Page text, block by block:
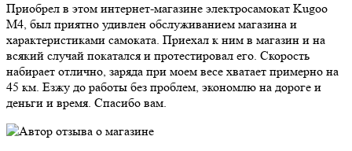
Приобрел в этом интернет-магазине электросамокат Kugoo
M4, был приятно удивлен обслуживанием магазина и
характеристиками самоката. Приехал к ним в магазин и на
всякий случай покатался и протестировал его. Скорость
набирает отлично, заряда при моем весе хватает примерно на
45 км. Езжу до работы без проблем, экономлю на дороге и
деньги и время. Спасибо вам.